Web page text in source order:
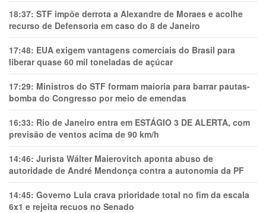
18:37: STF impõe derrota a Alexandre de Moraes e acolhe
recurso de Defensoria em caso do 8 de Janeiro
17:48: EUA exigem vantagens comerciais do Brasil para
liberar quase 60 mil toneladas de açúcar
17:29: Ministros do STF formam maioria para barrar pautas-
bomba do Congresso por meio de emendas
16:33: Rio de Janeiro entra em ESTÁGIO 3 DE ALERTA, com
previsão de ventos acima de 90 km/h
14:46: Jurista Wálter Maierovitch aponta abuso de
autoridade de André Mendonça contra a autonomia da PF
14:45: Governo Lula crava prioridade total no fim da escala
6x1 e rejeita recuos no Senado